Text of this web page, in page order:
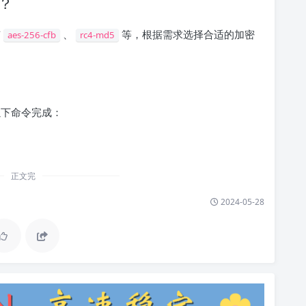
aes-256-cfb rc4-md5 等，根据需求选择合适的加密
命令完成：
正文完
2024-05-28